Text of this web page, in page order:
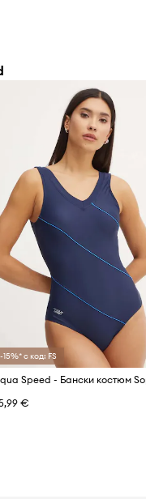
-15%* с код: FS
Speed - Бански костюм
€